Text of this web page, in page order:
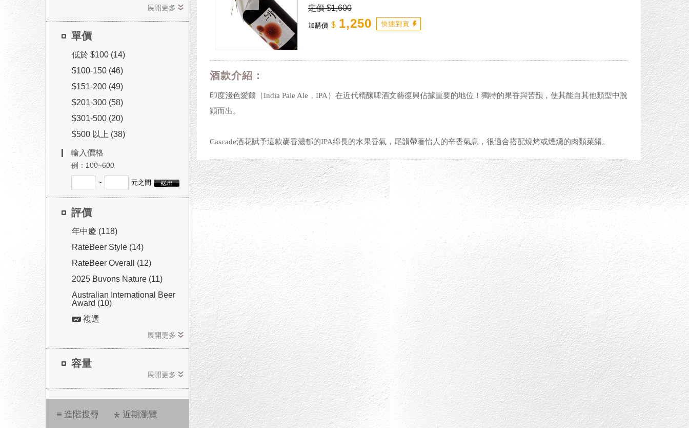
展開更多
單價
低於 $100 (14)
$100-150 (46)
$151-200 (49)
$201-300 (58)
$301-500 (20)
$500 以上 (38)
輸入價格
例：100~600
~ 元之間
評價
年中慶 (118)
RateBeer Style (14)
RateBeer Overall (12)
2025 Buvons Nature (11)
Australian International Beer
Award (10)
複選
展開更多
容量
展開更多
進階搜尋 近期瀏覽
定價 $1,600
加購價 $ 1,250
酒款介紹：
印度淺色愛爾（India Pale Ale，IPA）在近代精釀啤酒文藝復興佔據重要的地位！獨特的果香與苦韻，使其能自其他類型中脫
穎而出。
Cascade酒花賦予這款麥香濃郁的IPA綿長的水果香氣，尾韻帶著怡人的辛香氣息，很適合搭配燒烤或煙燻的肉類菜餚。